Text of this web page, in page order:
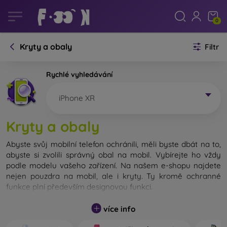
0
Kryty a obaly Filtr
Rychlé vyhledávání
iPhone XR
Kryty a obaly
Abyste svůj mobilní telefon ochránili, měli byste dbát na to,
abyste si zvolili správný obal na mobil. Vybírejte ho vždy
podle modelu vašeho zařízení. Na našem e-shopu najdete
nejen pouzdra na mobil, ale i kryty. Ty kromě ochranné
funkce plní především designovou funkci.
Kryt na mobil můžeme také nazvat zadní kryt. Je určen na
ochranu zadní části telefonu. Jednotlivé kryty na mobil se
více info